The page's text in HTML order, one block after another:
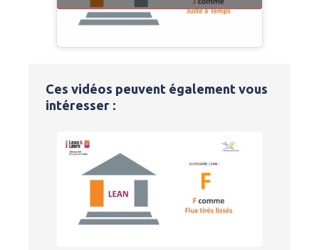
Ces vidéos peuvent également vous
intéresser :